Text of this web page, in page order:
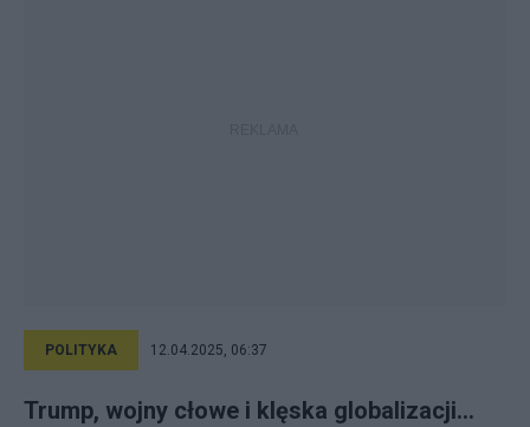
POLITYKA 12.04.2025, 06:37
Trump, wojny cłowe i klęska globalizacji…